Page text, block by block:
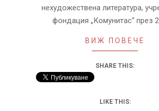
нехудожествена литература,
фондация „Комунитас“ през
ВИЖ ПОВЕЧЕ
SHARE THIS:
LIKE THIS: